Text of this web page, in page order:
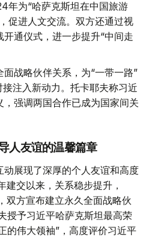
年为“哈萨克斯坦在中国旅游
促进人文交流。双方还通过视
通仪式，进一步提升“中间走
战略伙伴关系，为“一带一路”
注入新动力。托卡耶夫称习近
强调两国合作已成为国家间关
人友谊的温馨篇章
展现了深厚的个人友谊和高度
建交以来，关系稳步提升，
双方宣布建立永久全面战略伙
授予习近平哈萨克斯坦最高荣
的伟大领袖”，高度评价习近平